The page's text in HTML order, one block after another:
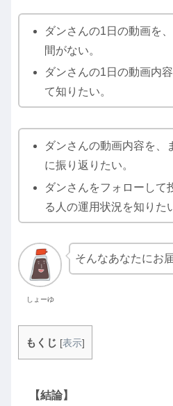
ダンさんの1日の動画を
間がない。
ダンさんの1日の動画内
て知りたい。
ダンさんの動画内容を、
に振り返りたい。
ダンさんをフォローして
る人の運用状況を知りた
しょーゆ
そんなあなたにお
もくじ [表示]
【結論】